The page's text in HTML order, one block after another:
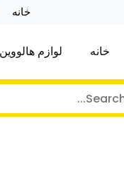
خانه
تاین کادویی
عمده لوازم
خانه لوازم هالووین